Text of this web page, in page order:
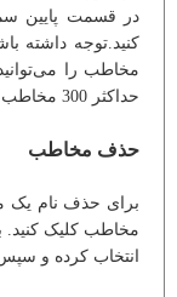
در قسمت پایین
مخاطب را
حداکثر 300 مخاطب و 20 گروه مخاطبان ایجاد کنید.
حذف مخاطب
برای حذف نام یک
مخاطب کلیک کنید.
انتخاب کرده و